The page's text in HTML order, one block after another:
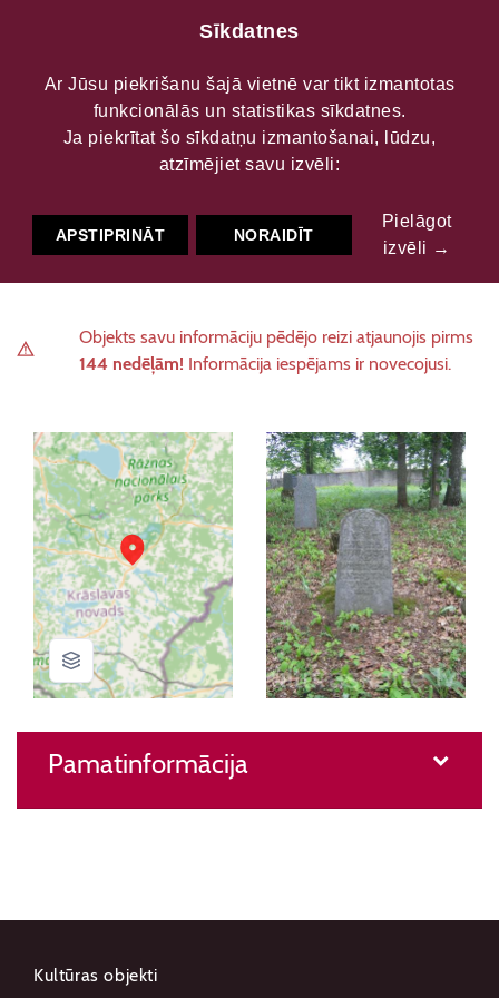
Dagdas ebreju kapi
Kultūrvēsturiskās vietas Baznīca, kulta vieta
Objekts savu informāciju pēdējo reizi atjaunojis pirms
144 nedēļām! Informācija iespējams ir novecojusi.
Pamatinformācija
Kultūras objekti
Sīkdatnes
Ar Jūsu piekrišanu šajā vietnē var tikt izmantotas
funkcionālās un statistikas sīkdatnes.
Ja piekrītat šo sīkdatņu izmantošanai, lūdzu,
atzīmējiet savu izvēli:
APSTIPRINĀT NORAIDĪT
Pielāgot
izvēli →